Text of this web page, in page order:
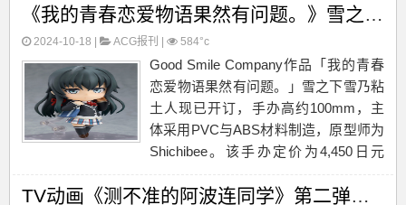
《我的青春恋爱物语果然有问题。》雪之下雪乃粘土人开订
2024-10-18 | ACG报刊 584°c
Good Smile Company作品「我的青春
恋爱物语果然有问题。」雪之下雪乃粘
土人现已开订，手办高约100mm，主
体采用PVC与ABS材料制造，原型师为
Shichibee。该手办定价为4,450日元
于2022年6月末正式发售。...
TV动画《测不准的阿波连同学》第二弹主视觉图公开